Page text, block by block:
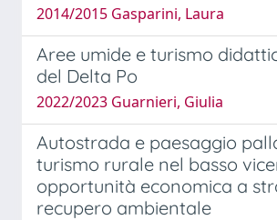
2014/2015 Gasparini, Laura
Aree umide e turismo
del Delta Po
2022/2023 Guarnieri, Giulia
Autostrada e paesaggio
turismo rurale nel basso
opportunità economica a
recupero ambientale